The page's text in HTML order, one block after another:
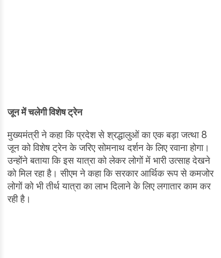
जून में चलेगी विशेष ट्रेन
मुख्यमंत्री ने कहा कि प्रदेश से श्रद्धालुओं का एक बड़ा जत्था 8
जून को विशेष ट्रेन के जरिए सोमनाथ दर्शन के लिए रवाना होगा।
उन्होंने बताया कि इस यात्रा को लेकर लोगों में भारी उत्साह देखने
को मिल रहा है। सीएम ने कहा कि सरकार आर्थिक रूप से कमजोर
लोगों को भी तीर्थ यात्रा का लाभ दिलाने के लिए लगातार काम कर
रही है।